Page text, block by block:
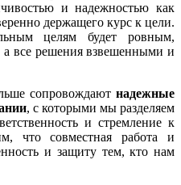
и надежностью как
держащего курс к цели.
целям будет ровным,
а все решения взвешенными и
сопровождают надежные
, с которыми мы разделяем
и стремление к
что совместная работа и
и защиту тем, кто нам